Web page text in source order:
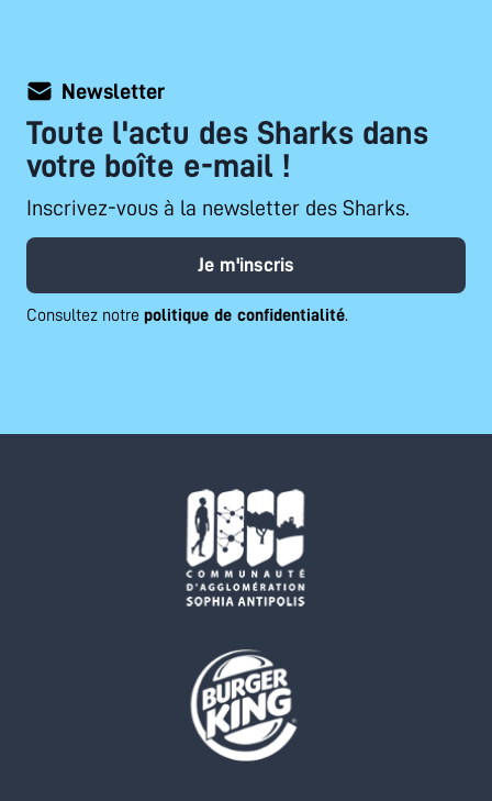
Newsletter
Toute l'actu des Sharks dans
votre boîte e-mail !
Inscrivez-vous à la newsletter des Sharks.
Je m'inscris
Consultez notre politique de confidentialité.